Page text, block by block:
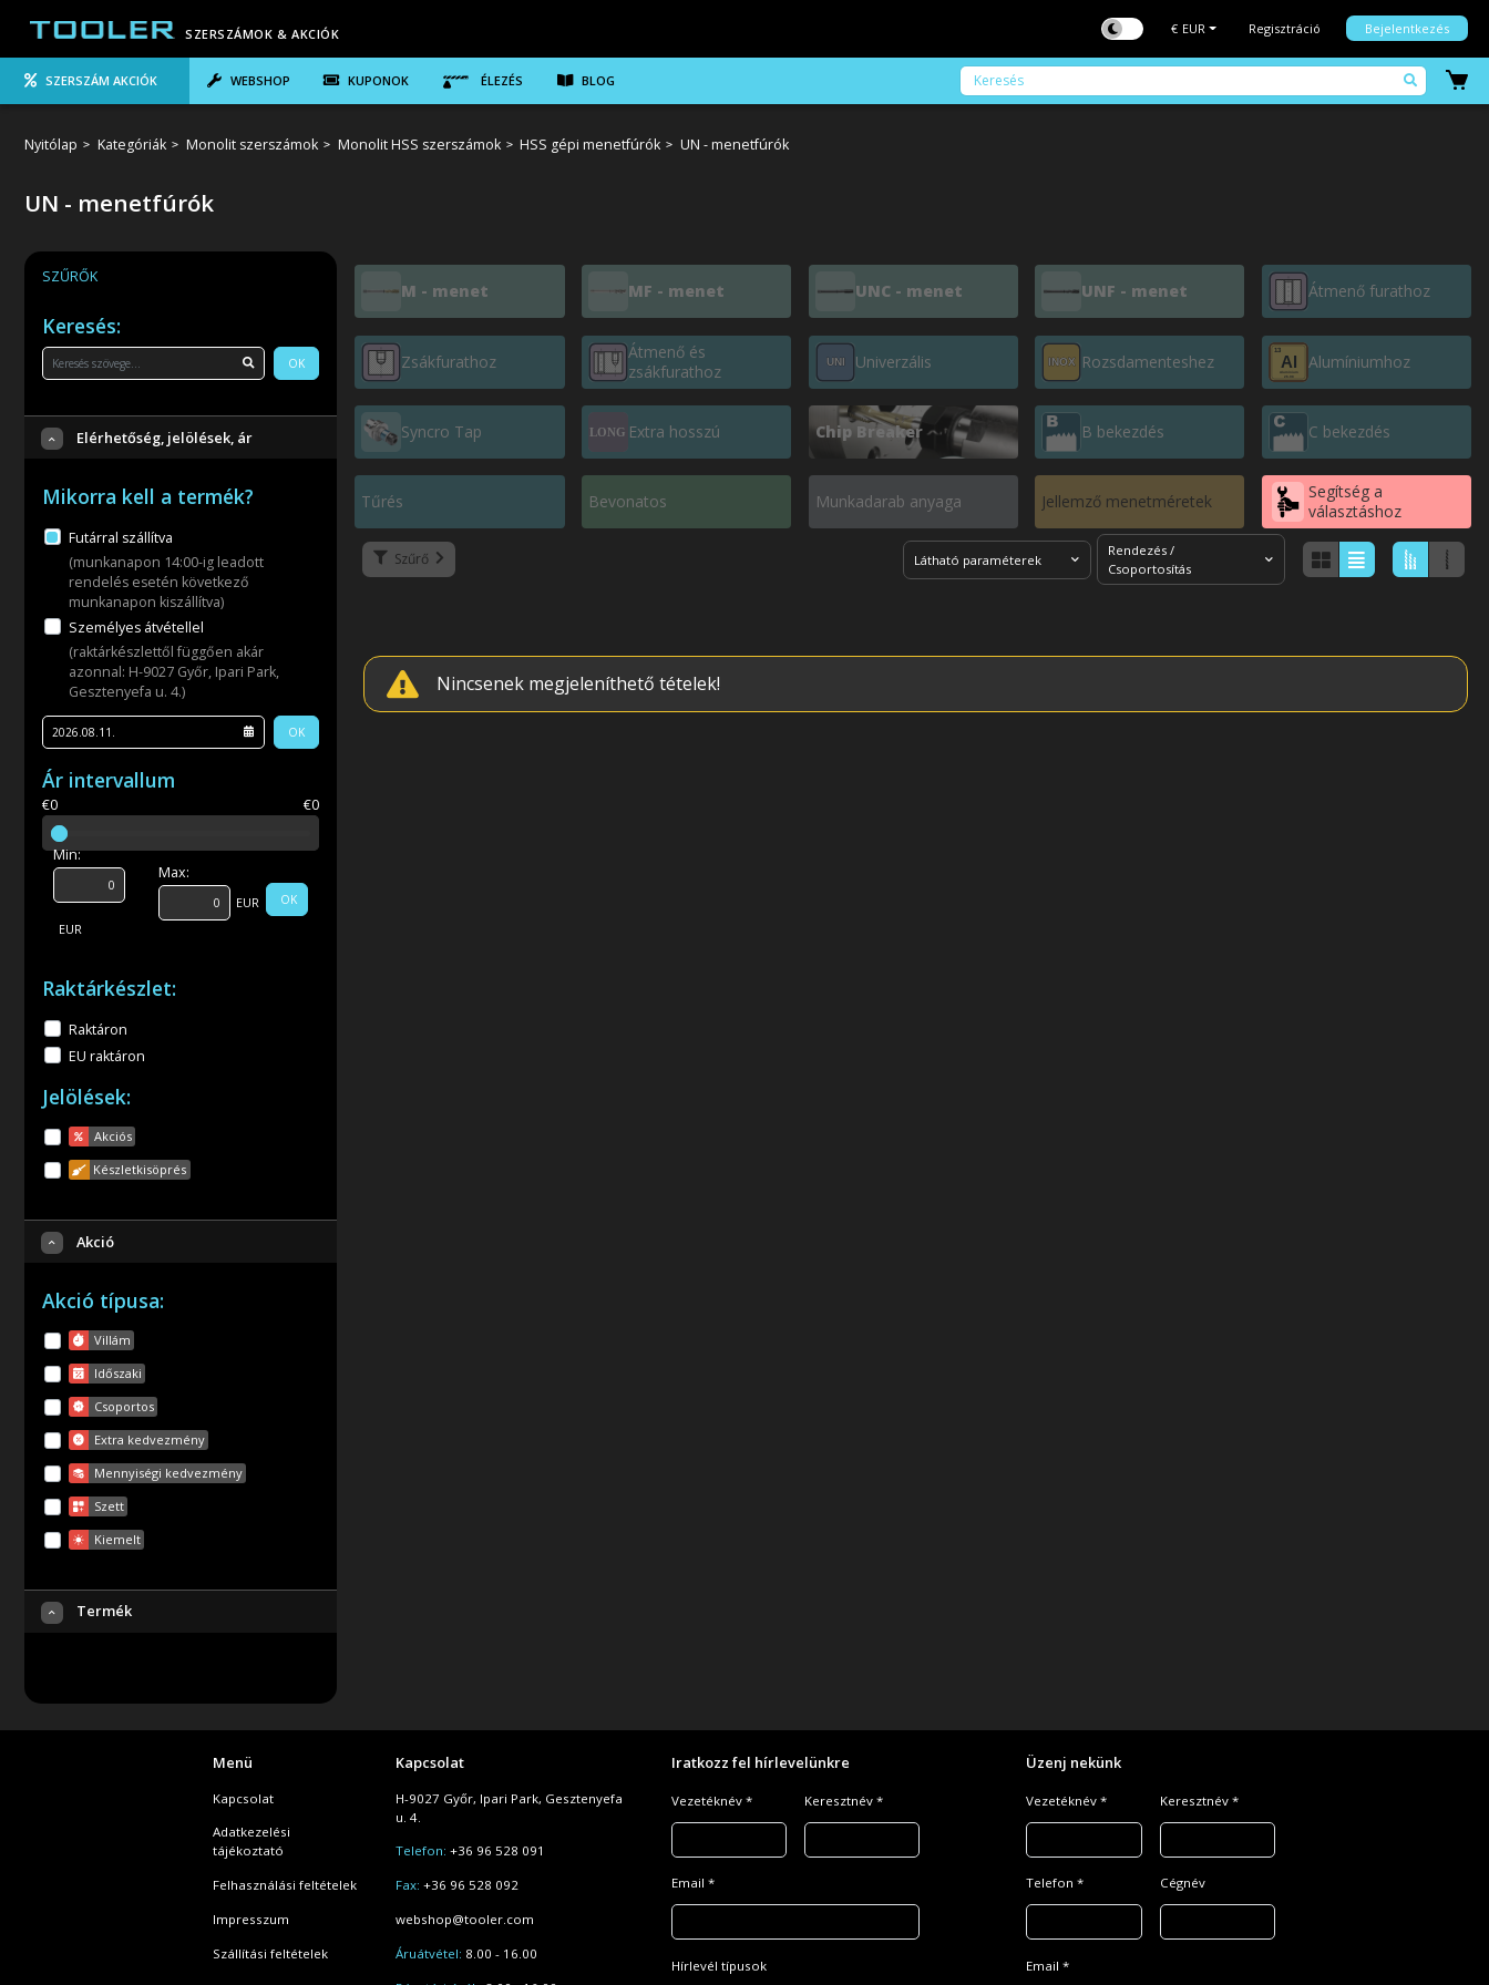
SZERSZÁMOK & AKCIÓK € EUR Regisztráció Bejelentkezés
SZERSZÁM AKCIÓK WEBSHOP KUPONOK ÉLEZÉS BLOG
Nyitólap Kategóriák Monolit szerszámok Monolit HSS szerszámok HSS gépi menetfúrók UN - menetfúrók
UN - menetfúrók
SZŰRŐK
Keresés:
OK
Elérhetőség, jelölések, ár
Mikorra kell a termék?
Futárral szállítva
(munkanapon 14:00-ig leadott
rendelés esetén következő
munkanapon kiszállítva)
Személyes átvétellel
(raktárkészlettől függően akár
azonnal: H-9027 Győr, Ipari Park,
Gesztenyefa u. 4.)
OK
Ár intervallum
€0 €0
Min:
EUR
Max:
EUR OK
Raktárkészlet:
Raktáron
EU raktáron
Jelölések:
Akciós
Készletkisöprés
Akció
Akció típusa:
Villám
Időszaki
Csoportos
Extra kedvezmény
Mennyiségi kedvezmény
Szett
Kiemelt
Termék
M - menet MF - menet UNC - menet UNF - menet Átmenő furathoz
Zsákfurathoz
Átmenő és
zsákfurathoz
Univerzális Rozsdamenteshez Alumíniumhoz
Syncro Tap Extra hosszú Chip Breaker B bekezdés C bekezdés
Tűrés Bevonatos Munkadarab anyaga Jellemző menetméretek
Segítség a
választáshoz
Szűrő Látható paraméterek
Rendezés /
Csoportosítás
Nincsenek megjeleníthető tételek!
Menü
Kapcsolat
Adatkezelési
tájékoztató
Felhasználási feltételek
Impresszum
Szállítási feltételek
Kapcsolat
H-9027 Győr, Ipari Park, Gesztenyefa
u. 4.
Telefon: +36 96 528 091
Fax: +36 96 528 092
webshop@tooler.com
Áruátvétel: 8.00 - 16.00
Iratkozz fel hírlevelünkre
Vezetéknév * Keresztnév *
Email *
Hírlevél típusok
Üzenj nekünk
Vezetéknév * Keresztnév *
Telefon * Cégnév
Email *